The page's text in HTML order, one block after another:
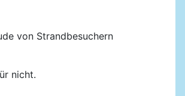
von Strandbesuchern
nicht.